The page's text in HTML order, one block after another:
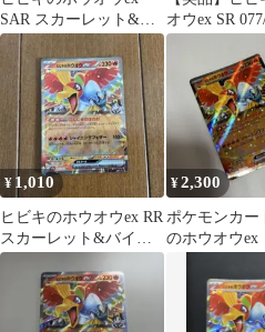
SAR スカーレット&バ
イオレット 強化拡張パ
ック 熱風…
オウex SR
¥ 1,010
ヒビキのホウオウex RR
スカーレット&バイオ
レット 強化拡張パック
熱風の…
¥2,300
ポケモンカー
のホウオウex